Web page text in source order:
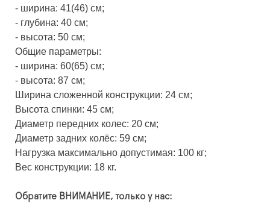
- ширина: 41(46) см;
- глубина: 40 см;
- высота: 50 см;
Общие параметры:
- ширина: 60(65) см;
- высота: 87 см;
Ширина сложенной конструкции: 24 см;
Высота спинки: 45 см;
Диаметр передних колес: 20 см;
Диаметр задних колёс: 59 см;
Нагрузка максимально допустимая: 100 кг;
Вес конструкции: 18 кг.
Обратите ВНИМАНИЕ, только у нас: